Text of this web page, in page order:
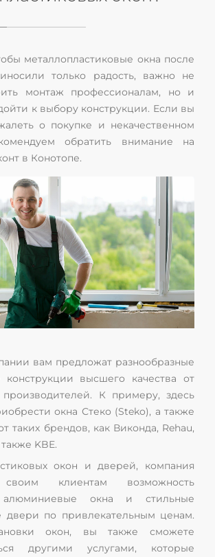
металлопластиковые окна после
только радость, важно не
монтаж профессионалам, но и
к выбору конструкции. Если вы
о покупке и некачественном
обратить внимание на
в Конотопе.
вам предложат разнообразные
высшего качества от
К примеру, здесь
окна Стеко (Steko), а также
таких брендов, как Виконда, Rehau,
KBE.
окон и дверей, компания
своим клиентам возможность
алюминиевые окна и стильные
двери по привлекательным ценам.
окон, вы также сможете
другими услугами, которые